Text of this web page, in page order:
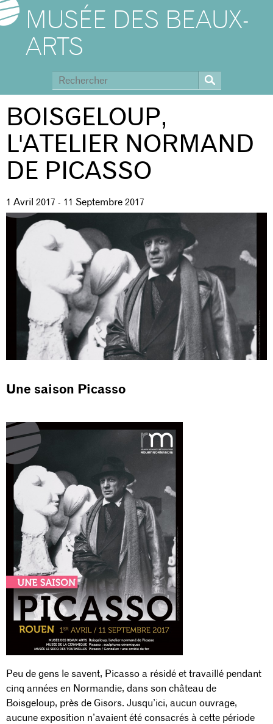
MUSÉE DES BEAUX-
ARTS
BOISGELOUP,
L'ATELIER NORMAND
DE PICASSO
1 Avril 2017 - 11 Septembre 2017
Une saison Picasso
Peu de gens le savent, Picasso a résidé et travaillé pendant
cinq années en Normandie, dans son château de
Boisgeloup, près de Gisors. Jusqu’ici, aucun ouvrage,
aucune exposition n’avaient été consacrés à cette période